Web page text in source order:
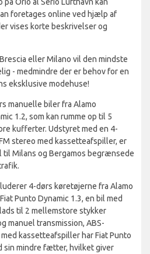
foretages online ved hjælp af
vises korte beskrivelser og
eller Milano vil den mindste
- medmindre der er behov for en
eksklusive modehuse!
manuelle biler fra Alamo
1.2, som kan rumme op til 5
kufferter. Udstyret med en 4-
stereo med kassetteafspiller, er
til Milans og Bergamos begrænsede
4-dørs køretøjerne fra Alamo
Fiat Punto Dynamic 1.3, en bil med
til 2 mellemstore stykker
manuel transmission, ABS-
kassetteafspiller har Fiat Punto
mindre fætter, hvilket giver